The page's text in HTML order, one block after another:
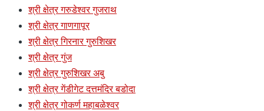
श्री क्षेत्र गरुडेश्वर गुजराथ
श्री क्षेत्र गाणगापूर
श्री क्षेत्र गिरनार गुरुशिखर
श्री क्षेत्र गुंज
श्री क्षेत्र गुरुशिखर अबु
श्री क्षेत्र गेंडीगेट दत्तमंदिर बडोदा
श्री क्षेत्र गोकर्ण महाबळेश्वर